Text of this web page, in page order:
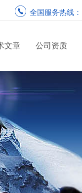
全国服务热线：
文章 公司资质